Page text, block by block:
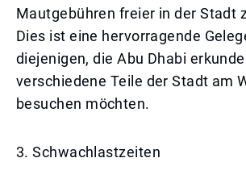
Mautgebühren freier in der Stadt
Dies ist eine hervorragende
diejenigen, die Abu Dhabi
verschiedene Teile der Stadt am
besuchen möchten.
3. Schwachlastzeiten